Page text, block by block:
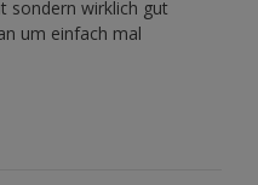
sondern wirklich gut
um einfach mal